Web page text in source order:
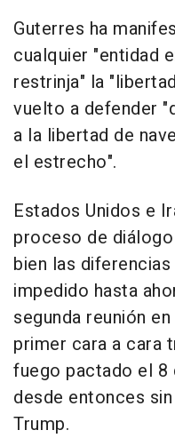
Guterres ha
cualquier "entidad
restrinja" la
vuelto a defender
a la libertad de
el estrecho".
Estados Unidos e
proceso de
bien las
impedido hasta
segunda reunión
primer cara a cara
fuego pactado el 8
desde entonces
Trump.